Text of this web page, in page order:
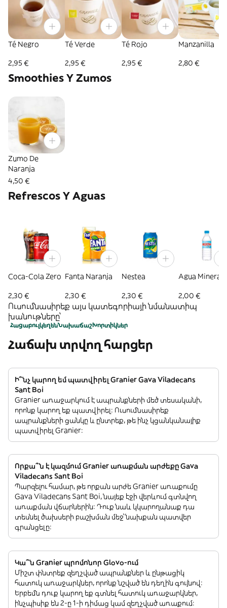
Té Negro
2,95 €
Té Verde
2,95 €
Té Rojo
2,95 €
Manzanilla
2,80 €
Smoothies Y Zumos
Zumo De
Naranja
4,50 €
Refrescos Y Aguas
Coca-Cola Zero
2,30 €
Fanta Naranja
2,30 €
Nestea
2,30 €
Agua Mineral
2,00 €
Ուսումնասիրեք այս կատեգորիայի նմանատիպ
խանութները՝
ՀացաբուլկեղենՆախաճաշԽորտիկներ
Հաճախ տրվող հարցեր
Ի՞նչ կարող եմ պատվիրել Granier Gava Viladecans
Sant Boi
Granier առաջարկում է ապրանքների մեծ տեսականի,
որոնք կարող եք պատվիրել: Ուսումնասիրեք
ապրանքների ցանկը և ընտրեք, թե ինչ կցանկանայիք
պատվիրել Granier:
Որքա՞ն է կազմում Granier առաքման արժեքը Gava
Viladecans Sant Boi
Պարզելու համար, թե որքան արժե Granier առաքումը
Gava Viladecans Sant Boi, նայեք էջի վերևում գտնվող
առաքման վճարներին: Դուք նաև կկարողանաք դա
տեսնել ծախսերի բաշխման մեջ՝ նախքան պատվեր
գրանցելը:
Կա՞ն Granier պրոմոնոր Glovo-ում
Միշտ փնտրեք զեղչված ապրանքներ և ընթացիկ
հատուկ առաջարկներ, որոնք նշված են դեղին գույնով:
Երբեմն դուք կարող եք գտնել հատուկ առաջարկներ,
ինչպիսիք են 2-ը 1-ի դիմաց կամ զեղչված առաքում: